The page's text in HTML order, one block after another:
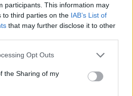
participants. This information may
to third parties on the IAB’s List of
that may further disclose it to other
Opt Outs
the Sharing of my
a tiszta fűtési
határozott központi
van. Ha ma az állami
illetve az